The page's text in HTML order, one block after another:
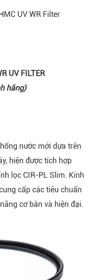
UV WR Filter
UV FILTER
hãng)
nước mới dựa trên
hiện được tích hợp
lọc CIR-PL Slim. Kính
cấp các tiêu chuẩn
cơ bản và hiện đại.